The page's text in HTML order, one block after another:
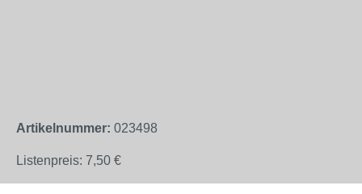
Artikelnummer: 023498
Listenpreis: 7,50 €